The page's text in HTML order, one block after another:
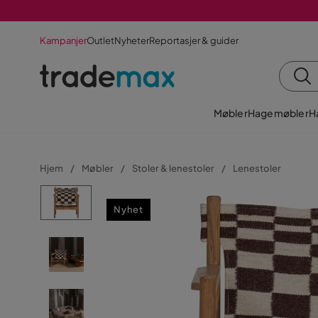
KampanjerOutletNyheterReportasjer & guider
MøblerHagemøbler
Hjem Møbler Stoler & lenestoler Lenestoler
Nyhet